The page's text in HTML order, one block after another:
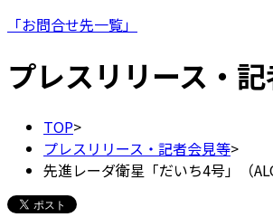
「お問合せ先一覧」
プレスリリース・
TOP>
プレスリリース・記者会見等>
先進レーダ衛星「だいち4号」（